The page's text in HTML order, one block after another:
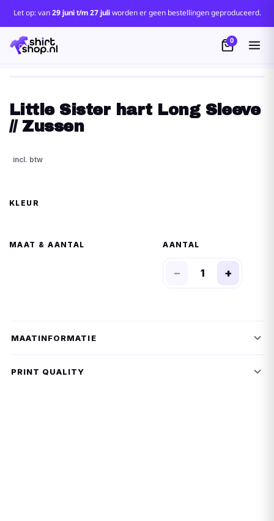
Let op: van29 juni t/m 27 juliworden er geen bestellingen geproduceerd.
0
Little Sister hart Long Sleeve
// Zussen
MAAT
− +
MAATINFORMATIE
PRINT QUALITY